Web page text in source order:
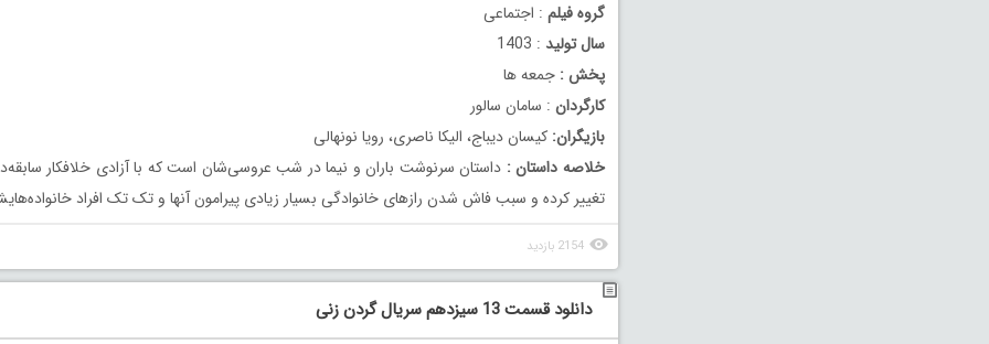
گروه فیلم : اجتماعی
سال تولید : 1403
پخش : جمعه ها
کارگردان : سامان سالور
بازیگران: کیسان دیباج، الیکا ناصری، رویا نونهالی
خلاصه داستان : داستان سرنوشت باران و نیما در شب عروسی‌شان است که با آزادی خلافکار
تغییر کرده و سبب فاش شدن رازهای خانوادگی بسیار زیادی پیرامون آنها و تک تک افراد
2154 بازدید
دانلود قسمت 13 سیزدهم سریال گردن زنی